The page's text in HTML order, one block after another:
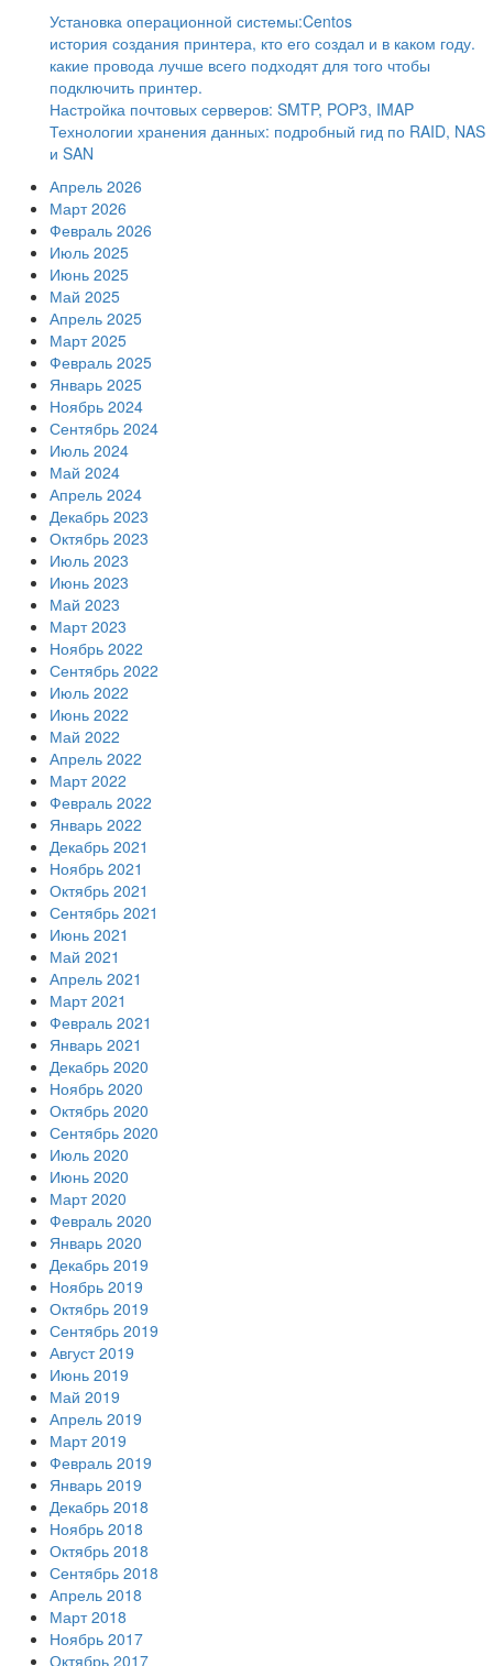
Установка операционной системы:Centos
история создания принтера, кто его создал и в каком году.
какие провода лучше всего подходят для того чтобы
подключить принтер.
Настройка почтовых серверов: SMTP, POP3, IMAP
Технологии хранения данных: подробный гид по RAID, NAS
и SAN
Апрель 2026
Март 2026
Февраль 2026
Июль 2025
Июнь 2025
Май 2025
Апрель 2025
Март 2025
Февраль 2025
Январь 2025
Ноябрь 2024
Сентябрь 2024
Июль 2024
Май 2024
Апрель 2024
Декабрь 2023
Октябрь 2023
Июль 2023
Июнь 2023
Май 2023
Март 2023
Ноябрь 2022
Сентябрь 2022
Июль 2022
Июнь 2022
Май 2022
Апрель 2022
Март 2022
Февраль 2022
Январь 2022
Декабрь 2021
Ноябрь 2021
Октябрь 2021
Сентябрь 2021
Июнь 2021
Май 2021
Апрель 2021
Март 2021
Февраль 2021
Январь 2021
Декабрь 2020
Ноябрь 2020
Октябрь 2020
Сентябрь 2020
Июль 2020
Июнь 2020
Март 2020
Февраль 2020
Январь 2020
Декабрь 2019
Ноябрь 2019
Октябрь 2019
Сентябрь 2019
Август 2019
Июнь 2019
Май 2019
Апрель 2019
Март 2019
Февраль 2019
Январь 2019
Декабрь 2018
Ноябрь 2018
Октябрь 2018
Сентябрь 2018
Апрель 2018
Март 2018
Ноябрь 2017
Октябрь 2017